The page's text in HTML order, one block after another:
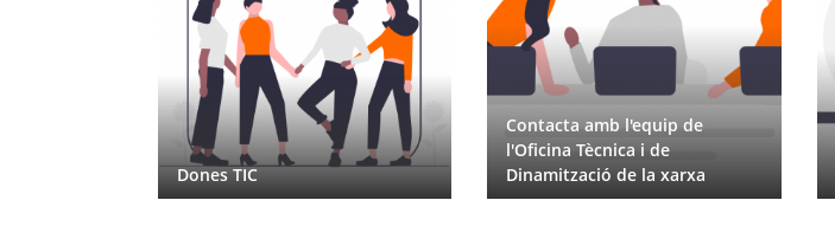
Dones TIC
Contacta amb l'equip de
l'Oficina Tècnica i de
Dinamització de la xarxa